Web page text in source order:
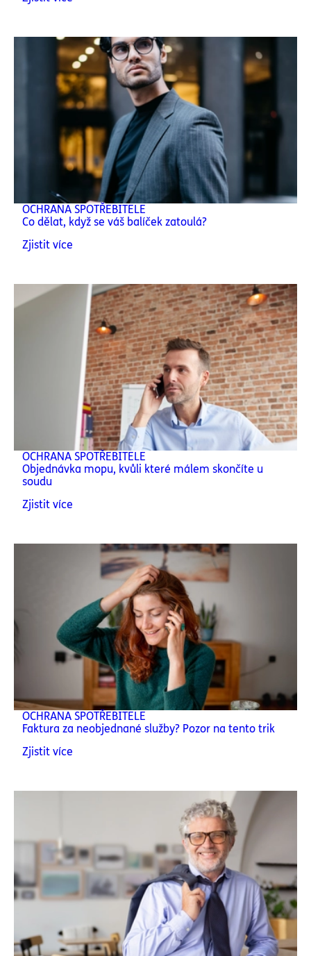
OCHRANA SPOTŘEBITELE
Co dělat, když se váš balíček zatoulá?
Zjistit více
OCHRANA SPOTŘEBITELE
Objednávka mopu, kvůli které málem skončíte u
soudu
Zjistit více
OCHRANA SPOTŘEBITELE
Faktura za neobjednané služby? Pozor na tento trik
Zjistit více